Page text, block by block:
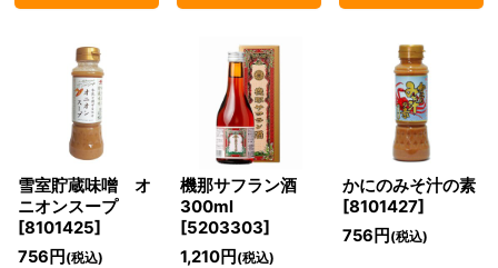
雪室貯蔵味噌 オ
ニオンスープ
[8101425]
756 円 (税込)
機那サフラン酒
300ml
[5203303]
1,210円 (税込)
かにのみそ汁の素
[8101427]
756 円 (税込)